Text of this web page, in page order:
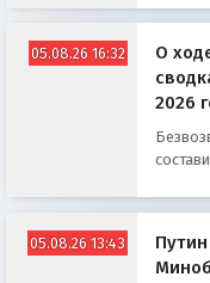
05.08.26 16:32
О
2026
05.08.26 13:43